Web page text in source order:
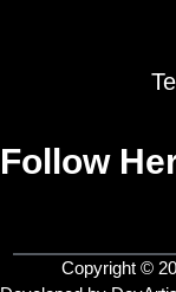
Follow
Copyright ©